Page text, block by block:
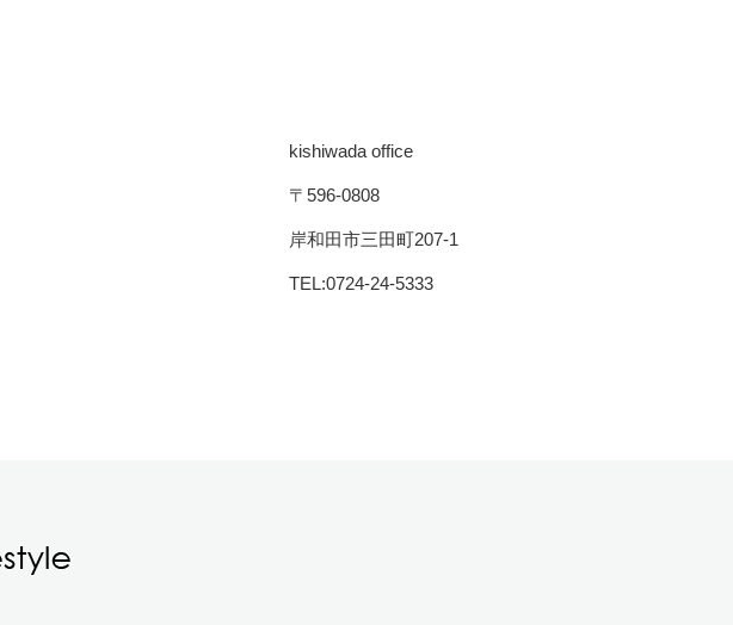
kishiwada office
〒596-0808
岸和田市三田町207-1
TEL:0724-24-5333